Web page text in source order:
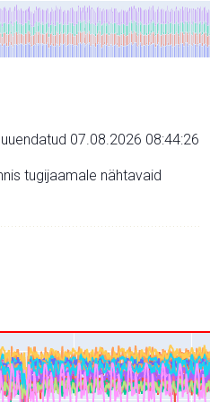
07.08.2026 08:44:26
tugijaamale nähtavaid